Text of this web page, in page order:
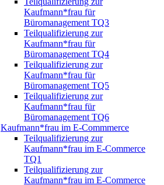
Kaufmann*frau für
Büromanagement TQ3
Teilqualifizierung zur
Kaufmann*frau für
Büromanagement TQ4
Teilqualifizierung zur
Kaufmann*frau für
Büromanagement TQ5
Teilqualifizierung zur
Kaufmann*frau für
Büromanagement TQ6
Kaufmann*frau im E-Commmerce
Teilqualifizierung zur
Kaufmann*frau im E-Commerce
TQ1
Teilqualifizierung zur
Kaufmann*frau im E-Commerce